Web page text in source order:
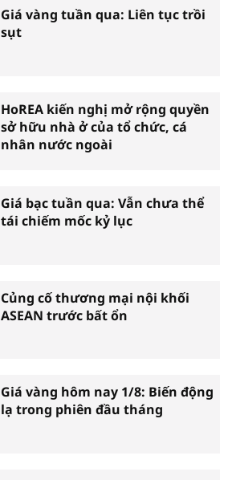
Giá vàng tuần qua: Liên tục trồi
sụt
HoREA kiến nghị mở rộng quyền
sở hữu nhà ở của tổ chức, cá
nhân nước ngoài
Giá bạc tuần qua: Vẫn chưa thể
tái chiếm mốc kỷ lục
Củng cố thương mại nội khối
ASEAN trước bất ổn
Giá vàng hôm nay 1/8: Biến động
lạ trong phiên đầu tháng